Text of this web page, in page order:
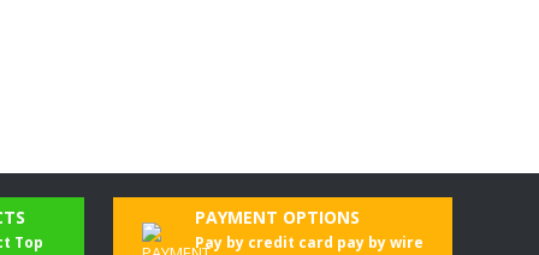
Top
PAYMENT OPTIONS
Pay by credit card pay by wire